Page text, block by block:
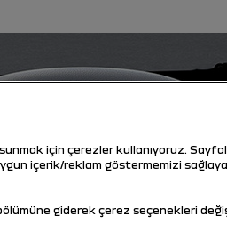
için çerezler kullanıyoruz.
içerik/reklam göstermemizi
giderek çerez seçenekleri